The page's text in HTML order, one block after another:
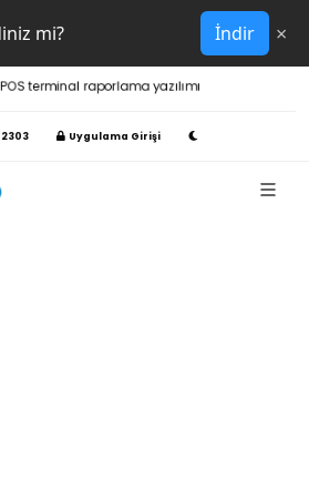
mi? İndir ×
POS terminal raporlama yazılımı
2303 Uygulama Girişi